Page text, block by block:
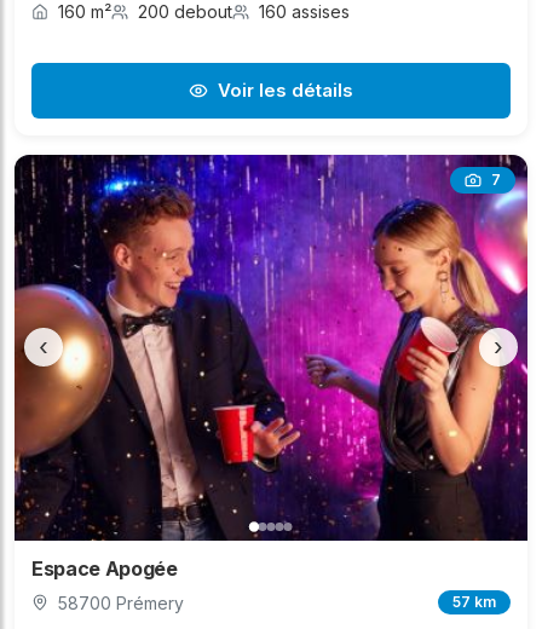
160 m² 200 debout 160 assises
Voir les détails
7
‹ ›
Espace Apogée
58700 Prémery 57 km